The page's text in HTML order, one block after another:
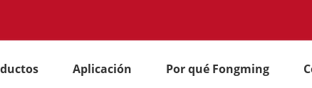
Aplicación Por qué Fongming